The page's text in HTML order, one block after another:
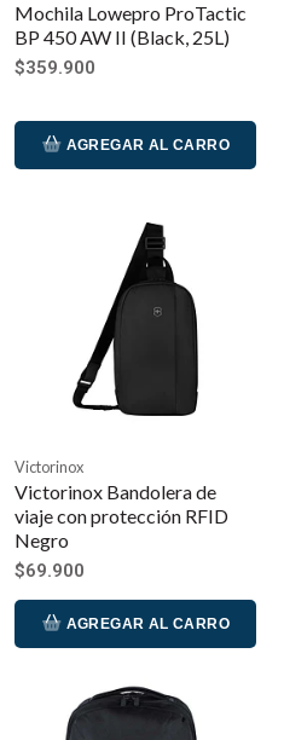
Mochila Lowepro ProTactic
BP 450 AW II (Black, 25L)
$359.900
AGREGAR AL CARRO
Victorinox
Victorinox Bandolera de
viaje con protección RFID
Negro
$69.900
AGREGAR AL CARRO